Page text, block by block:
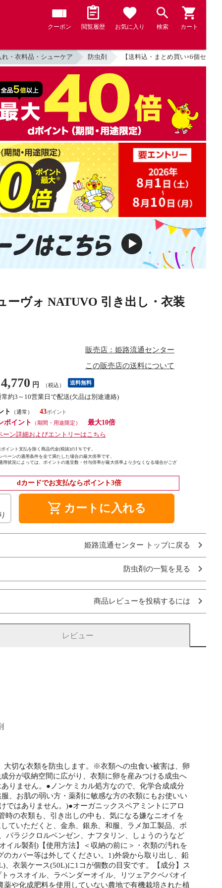
クーポン 閲覧履歴 お気に入り 検索 カート
・衣料品・シューケア 防虫剤 【送料込・まとめ買い×6個セッ
ーヴォ NATUVO 引き出し・衣装
販売店：姫路流通センター
この販売店の送料について
4,770 円 （税込） 送料無料
常約3～10営業日で配送(欠品は別途連絡)
ト
（通常）
43
ポイント
（期間・用途限定）
最大10倍
ーン詳細およびエントリーはこちら
イント支払を除く商品代金(税抜)の1％です。
ペーンの適用条件を全て満たした場合の最大倍率です。
用状況によっては、ポイントの進呈数・付与倍率が最大倍率より少なくなる場合がござ
dカードでお支払ならポイント3倍
shopping_cart カートに入れる
姫路流通センター トップに戻る
防虫剤の一覧を見る
商品レビューを投稿するには
レビュー
切な衣類を防虫します。※衣類への虫食い被害は、卵
分が収納空間に広がり、衣類に卵を産みつける成虫へ
りません。●ノンケミカル処方なので、化学合成成分
、お肌の弱い方・薬剤に敏感な方の衣類にもお使いい
ではありません。)●オーガニックスペアミントにアロ
の衣類も、引き出しの中も、気になる嫌なニオイを
ていただくと、金糸、銀糸、和服、ラメ加工製品、ボ
パラジクロルベンゼン、ナフタリン、しょうのうなど
イル製剤)【使用方法】＜収納の前に＞・衣類の汚れを
カバー等は外してください。1)外袋から取り出し、鉛
衣装ケース(50L)に1コが個数の目安です。【成分】ス
ゥスオイル、ラベンダーオイル、リツェアクベバオイ
や化成肥料を使用していない農地で有機栽培された植